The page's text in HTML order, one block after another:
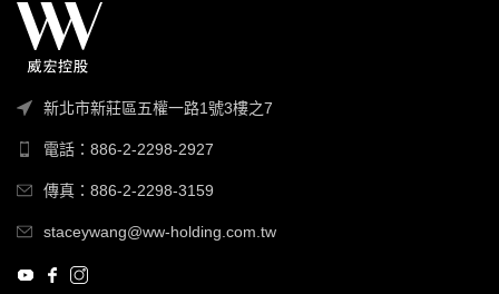
新北市新莊區五權一路1號3樓之7
電話：886-2-2298-2927
傳真：886-2-2298-3159
staceywang@ww-holding.com.tw